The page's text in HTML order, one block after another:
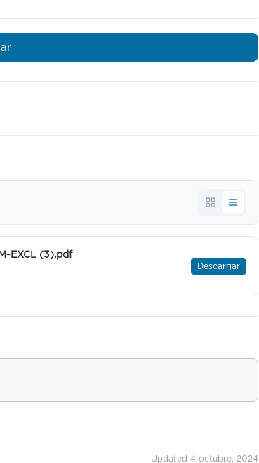
EXCL (3).pdf
Descargar
Updated 4 octubre, 2024